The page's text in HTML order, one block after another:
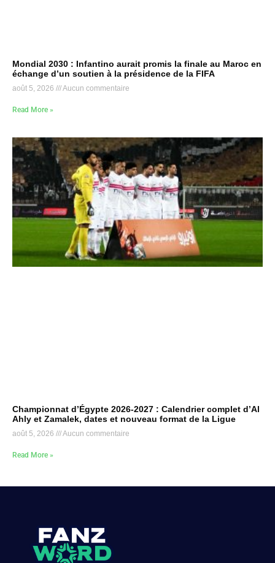
Mondial 2030 : Infantino aurait promis la finale au Maroc en
échange d’un soutien à la présidence de la FIFA
août 5, 2026 Aucun commentaire
Read More »
Championnat d’Égypte 2026-2027 : Calendrier complet d’Al
Ahly et Zamalek, dates et nouveau format de la Ligue
août 5, 2026 Aucun commentaire
Read More »